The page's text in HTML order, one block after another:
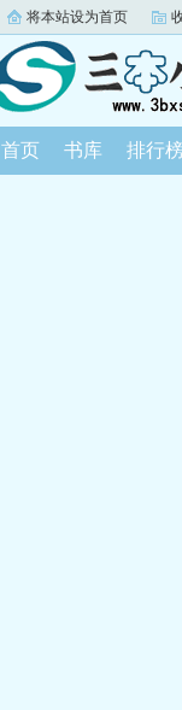
将本站设为首页
首页 书库 排行